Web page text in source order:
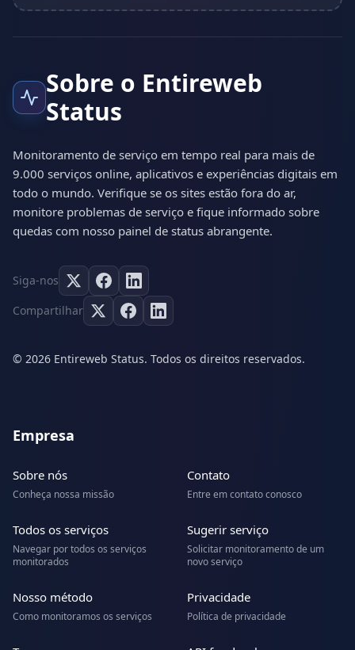
Sobre o Entireweb
Status
Monitoramento de serviço em tempo real para mais de
9.000 serviços online, aplicativos e experiências digitais em
todo o mundo. Verifique se os sites estão fora do ar,
monitore problemas de serviço e fique informado sobre
quedas com nosso painel de status abrangente.
Siga-nos
Compartilhar
© 2026 Entireweb Status. Todos os direitos reservados.
Empresa
Sobre nós
Conheça nossa missão
Contato
Entre em contato conosco
Todos os serviços
Navegar por todos os serviços
monitorados
Sugerir serviço
Solicitar monitoramento de um
novo serviço
Nosso método
Como monitoramos os serviços
Privacidade
Política de privacidade